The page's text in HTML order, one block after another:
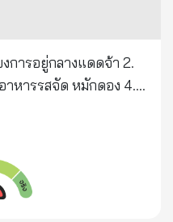
การศึกษาในปี ๒๕๖๔
นต่อ
งมูลนิธิฯ ทุกปี เพื่อส่งหลัก
135197050358369/p
R
สิวหรือสารกันเสีย 6.
anamaidoh